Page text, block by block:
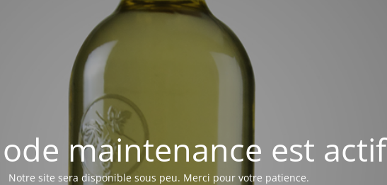
maintenance est actif
Notre site sera disponible sous peu. Merci pour votre patience.